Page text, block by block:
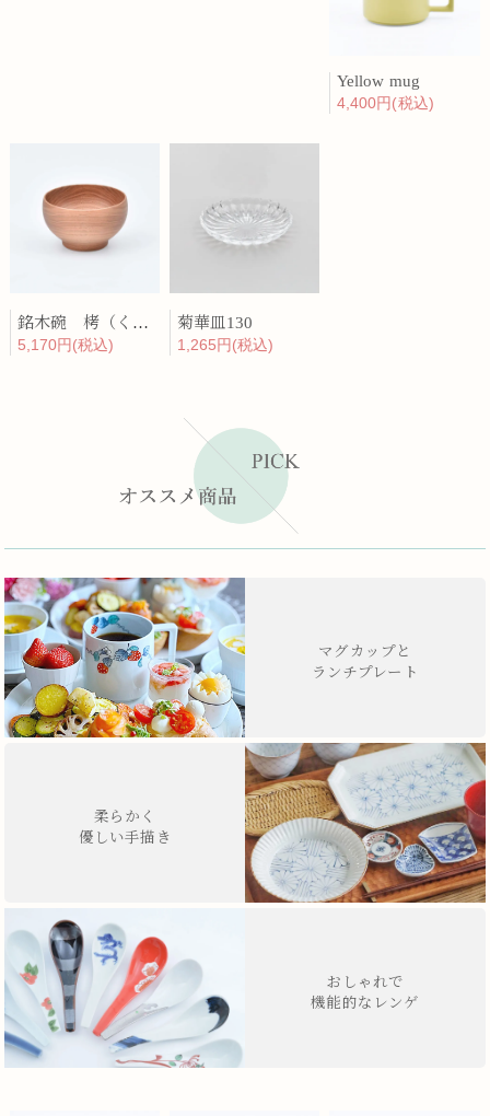
Yellow mug
4,400円(税込)
銘木碗 栲（くるみ）
5,170円(税込)
菊華皿130
1,265円(税込)
マグカップと
ランチプレート
柔らかく
優しい手描き
おしゃれで
機能的なレンゲ